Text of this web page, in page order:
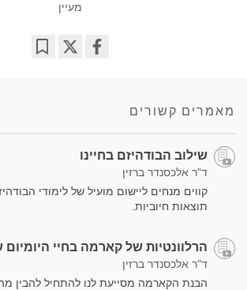
מעיין
מאמרים קשורים
שילוב הבודהיזם בחיינו
ד"ר אלכסנדר ברזין
קווים מנחים ליישום מועיל של לימודי
תוצאות חיוביות.
הרלוונטיות של קארמה בחיי היומיום
ד"ר אלכסנדר ברזין
הבנת הקארמה מסייעת לנו להתחיל להבין מה